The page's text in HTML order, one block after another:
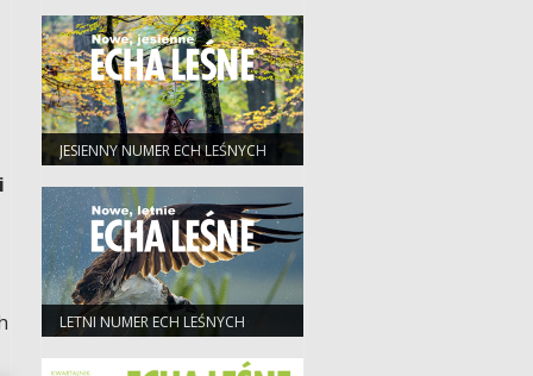
JESIENNY NUMER ECH LEŚNYCH
LETNI NUMER ECH LEŚNYCH